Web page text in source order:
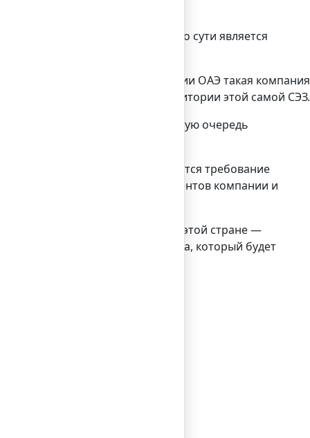
в этой стране.
на менеджера, который по сути является
деятельность на территории ОАЭ такая компания
ее нужно будет вне территории этой самой СЭЗ.
для ведения бизнеса, и в первую очередь
сферы.
того, обязательным является требование
всех юридических документов компании и
об отсутствии налогов в этой стране —
назначить аудитора, который будет
день.